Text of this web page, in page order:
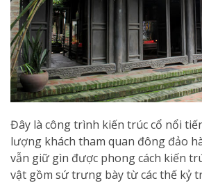
Đây là công trình kiến trúc cổ nổi
lượng khách tham quan đông đảo
vẫn giữ gìn được phong cách kiến
vật gồm sứ trưng bày từ các thế kỷ